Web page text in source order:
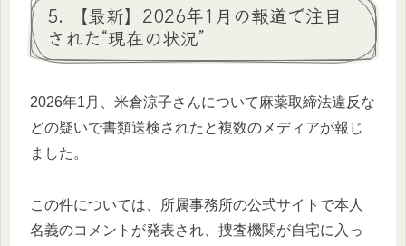
5. 【最新】2026年1月の報道で注目
された“現在の状況”
2026年1月、米倉涼子さんについて麻薬取締法違反な
どの疑いで書類送検されたと複数のメディアが報じ
ました。
この件については、所属事務所の公式サイトで本人
名義のコメントが発表され、捜査機関が自宅に入っ